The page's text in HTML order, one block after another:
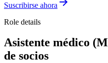
Suscribirse ahora
Role details
Asistente médico
de socios